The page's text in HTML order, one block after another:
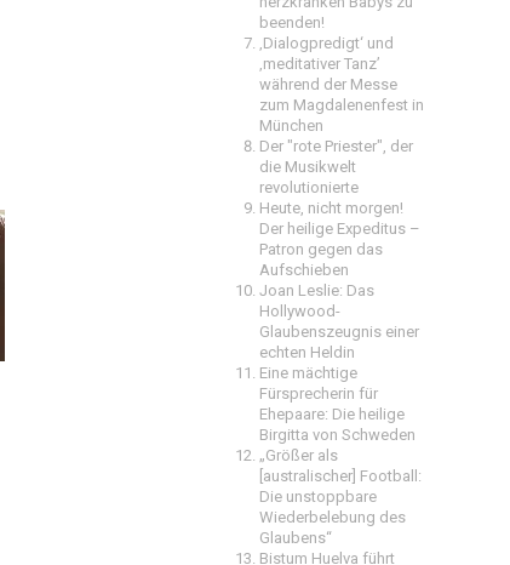
beenden!
‚Dialogpredigt‘ und
‚meditativer Tanz’
während der Messe
zum Magdalenenfest in
München
Der "rote Priester", der
die Musikwelt
revolutionierte
Heute, nicht morgen!
Der heilige Expeditus –
Patron gegen das
Aufschieben
Joan Leslie: Das
Hollywood-
Glaubenszeugnis einer
echten Heldin
Eine mächtige
Fürsprecherin für
Ehepaare: Die heilige
Birgitta von Schweden
„Größer als
[australischer] Football:
Die unstoppbare
Wiederbelebung des
Glaubens“
Bistum Huelva führt